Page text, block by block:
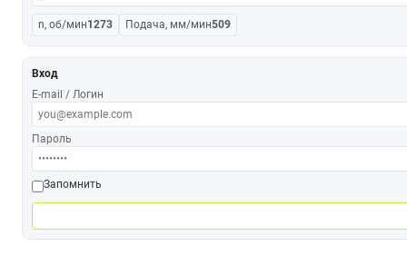
n, об/мин1273 Подача, мм/мин509
Вход
E-mail / Логин
Пароль
Запомнить